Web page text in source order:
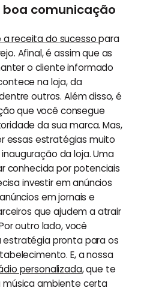
comunicação
a receita do sucessopara
Afinal, é assim que as
o cliente informado
na loja, da
outros. Além disso, é
que você consegue
da sua marca. Mas,
essas estratégias muito
da loja. Uma
conhecida por potenciais
investir em anúncios
em jornais e
que ajudem a atrair
outro lado, você
pronta para os
E, a nossa
personalizada, que te
música ambiente certa